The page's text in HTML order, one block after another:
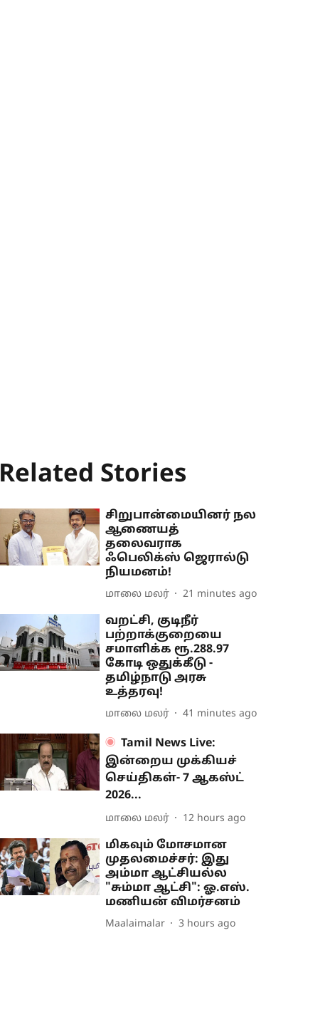
Related Stories
சிறுபான்மையினர் நல
ஆணையத்
தலைவராக
ஃபெலிக்ஸ் ஜெரால்டு
நியமனம்!
மாலை மலர் 21 minutes ago
வறட்சி, குடிநீர்
பற்றாக்குறையை
சமாளிக்க ரூ.288.97
கோடி ஒதுக்கீடு -
தமிழ்நாடு அரசு
உத்தரவு!
மாலை மலர் 41 minutes ago
Tamil News Live:
இன்றைய முக்கியச்
செய்திகள்- 7 ஆகஸ்ட்
2026...
மாலை மலர் 12 hours ago
மிகவும் மோசமான
முதலமைச்சர்: இது
அம்மா ஆட்சியல்ல
"சும்மா ஆட்சி": ஓ.எஸ்.
மணியன் விமர்சனம்
Maalaimalar 3 hours ago